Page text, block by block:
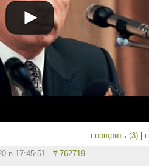
поощрить (3)
в 17:45:51 # 762719